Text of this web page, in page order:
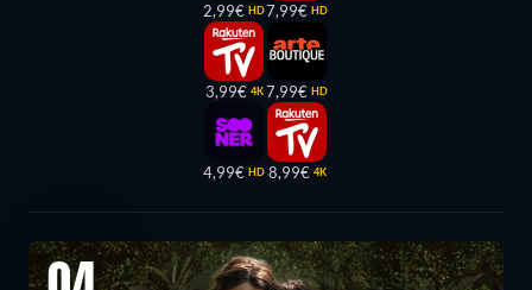
2,99€ HD
3,99€ 4K
4,99€ HD
7,99€ HD
7,99€ HD
8,99€ 4K